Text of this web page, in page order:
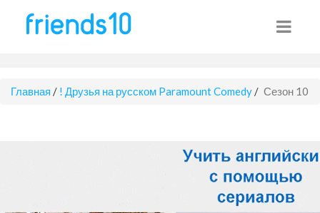
Главная / ! Друзья на русском Paramount Comedy / Сезон 10